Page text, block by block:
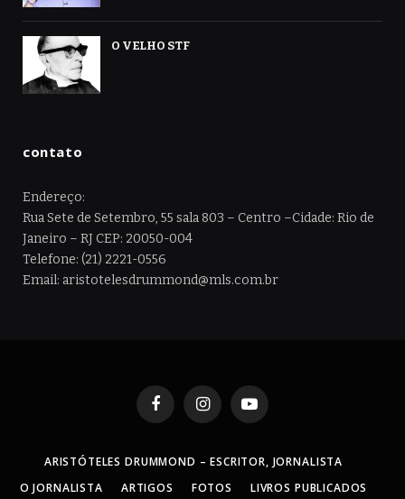
O VELHO STF
contato
Endereço:
Rua Sete de Setembro, 55 sala 803 – Centro –Cidade: Rio de
Janeiro – RJ CEP: 20050-004
Telefone: (21) 2221-0556
Email: aristotelesdrummond@mls.com.br
FacebookInstagramYouTube
ARISTÓTELES DRUMMOND – ESCRITOR, JORNALISTA
O JORNALISTA
ARTIGOS FOTOS LIVROS PUBLICADOS